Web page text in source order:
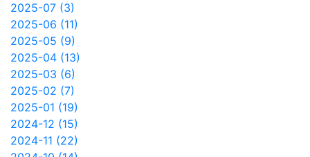
2025-07 (3)
2025-06 (11)
2025-05 (9)
2025-04 (13)
2025-03 (6)
2025-02 (7)
2025-01 (19)
2024-12 (15)
2024-11 (22)